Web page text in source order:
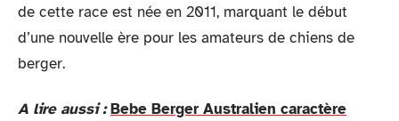
de cette race est née en 2011, marquant le début
d’une nouvelle ère pour les amateurs de chiens de
berger.
A lire aussi : Bebe Berger Australien caractère